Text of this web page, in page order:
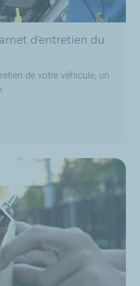
d’entretien du
de votre véhicule, un